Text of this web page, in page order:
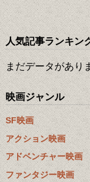
人気記事ランキン
まだデータがあり
映画ジャンル
SF映画
アクション映画
アドベンチャー映画
ファンタジー映画